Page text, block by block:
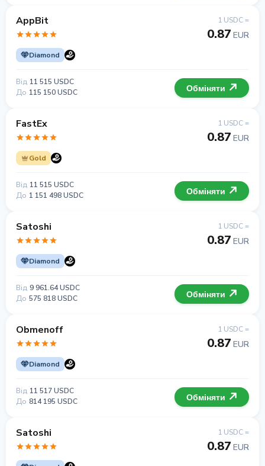
AppBit
Diamond
1 USDC =
0.87 EUR
Від 11 515 USDC
До 115 150 USDC Обміняти
FastEx
Gold
1 USDC =
0.87 EUR
Від 11 515 USDC
До 1 151 498 USDC Обміняти
Satoshi
Diamond
1 USDC =
0.87 EUR
Від 9 961.64 USDC
До 575 818 USDC Обміняти
Obmenoff
Diamond
1 USDC =
0.87 EUR
Від 11 517 USDC
До 814 195 USDC Обміняти
Satoshi 1 USDC =
0.87 EUR